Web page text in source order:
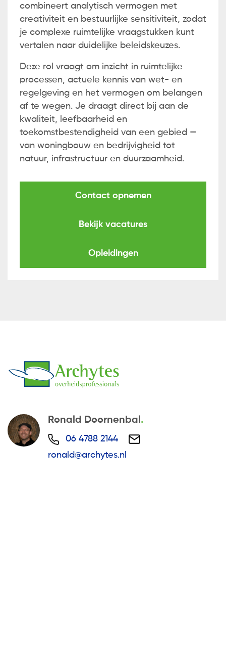
combineert analytisch vermogen met
creativiteit en bestuurlijke sensitiviteit, zodat
je complexe ruimtelijke vraagstukken kunt
vertalen naar duidelijke beleidskeuzes.
Deze rol vraagt om inzicht in ruimtelijke
processen, actuele kennis van wet- en
regelgeving en het vermogen om belangen
af te wegen. Je draagt direct bij aan de
kwaliteit, leefbaarheid en
toekomstbestendigheid van een gebied —
van woningbouw en bedrijvigheid tot
natuur, infrastructuur en duurzaamheid.
Contact opnemen
Bekijk vacatures
Opleidingen
Ronald Doornenbal
06 4788 2144
ronald@archytes.nl